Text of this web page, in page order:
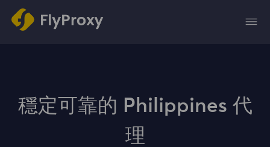
穩定可靠的 Philippines 代
理